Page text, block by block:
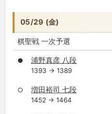
05/29 (金)
棋聖戦 一次予選
● 浦野真彦 八段
1393 → 1389
○ 増田裕司 七段
1452 → 1464